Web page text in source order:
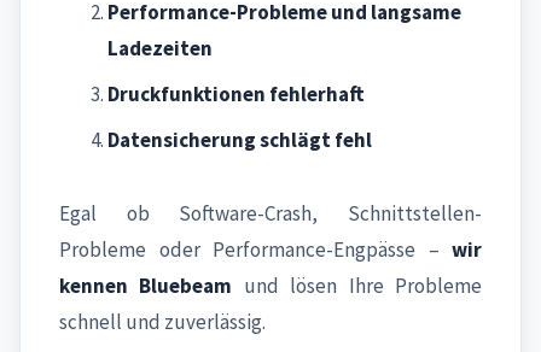
Performance-Probleme und langsame
Ladezeiten
Druckfunktionen fehlerhaft
Datensicherung schlägt fehl
Egal ob Software-Crash, Schnittstellen-
Probleme oder Performance-Engpässe – wir
kennen Bluebeam und lösen Ihre Probleme
schnell und zuverlässig.